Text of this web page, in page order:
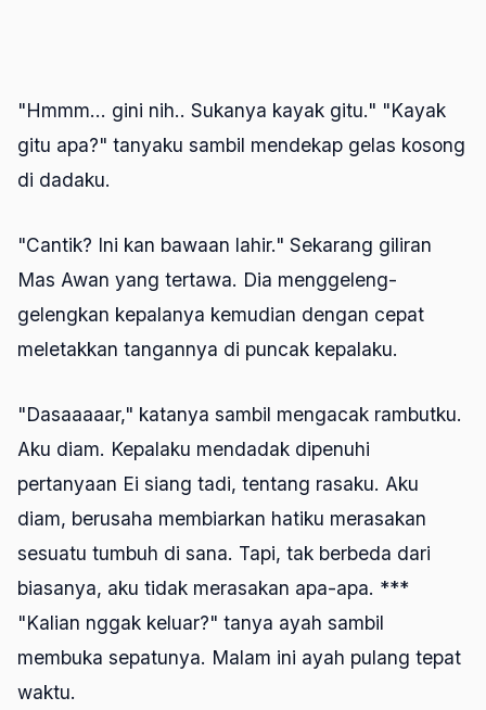
"Hmmm... gini nih.. Sukanya kayak gitu." "Kayak
gitu apa?" tanyaku sambil mendekap gelas kosong
di dadaku.
"Cantik? Ini kan bawaan lahir." Sekarang giliran
Mas Awan yang tertawa. Dia menggeleng-
gelengkan kepalanya kemudian dengan cepat
meletakkan tangannya di puncak kepalaku.
"Dasaaaaar," katanya sambil mengacak rambutku.
Aku diam. Kepalaku mendadak dipenuhi
pertanyaan Ei siang tadi, tentang rasaku. Aku
diam, berusaha membiarkan hatiku merasakan
sesuatu tumbuh di sana. Tapi, tak berbeda dari
biasanya, aku tidak merasakan apa-apa. ***
"Kalian nggak keluar?" tanya ayah sambil
membuka sepatunya. Malam ini ayah pulang tepat
waktu.